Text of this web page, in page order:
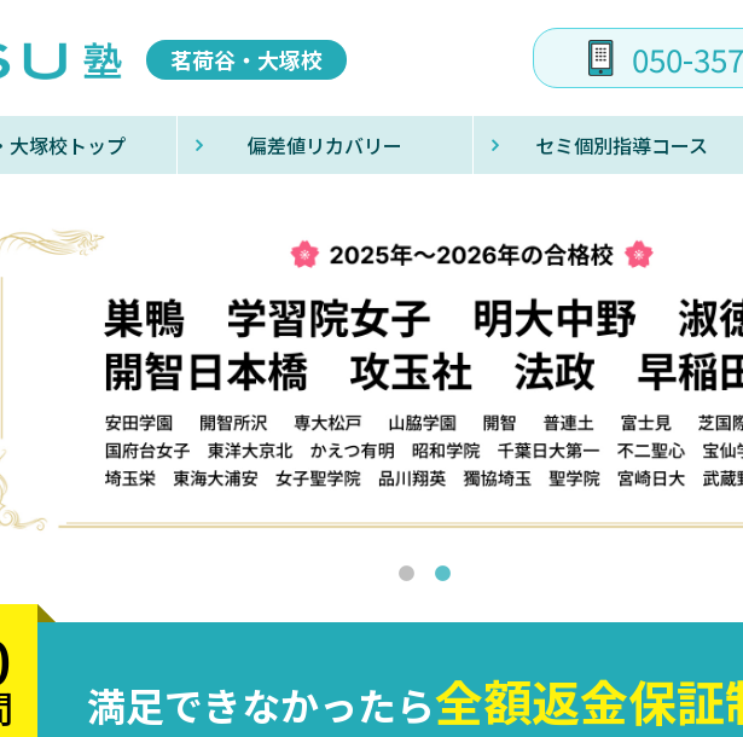
茗荷谷・大塚校 050-
大塚校トップ 偏差値リカバリー セミ個別指導コース
満足できなかったら全額返金保証